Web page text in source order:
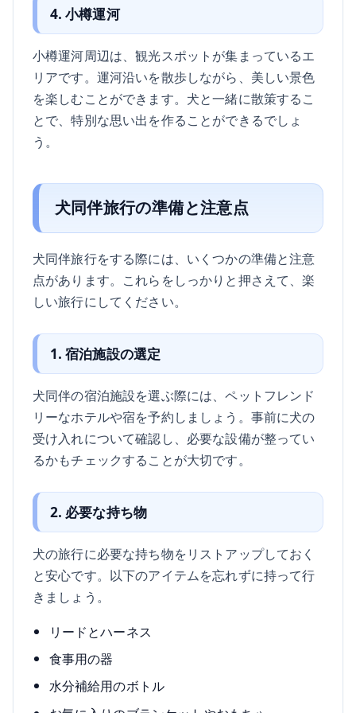
4. 小樽運河
小樽運河周辺は、観光スポットが集まっているエ
リアです。運河沿いを散歩しながら、美しい景色
を楽しむことができます。犬と一緒に散策するこ
とで、特別な思い出を作ることができるでしょ
う。
犬同伴旅行の準備と注意点
犬同伴旅行をする際には、いくつかの準備と注意
点があります。これらをしっかりと押さえて、楽
しい旅行にしてください。
1. 宿泊施設の選定
犬同伴の宿泊施設を選ぶ際には、ペットフレンド
リーなホテルや宿を予約しましょう。事前に犬の
受け入れについて確認し、必要な設備が整ってい
るかもチェックすることが大切です。
2. 必要な持ち物
犬の旅行に必要な持ち物をリストアップしておく
と安心です。以下のアイテムを忘れずに持って行
きましょう。
リードとハーネス
食事用の器
水分補給用のボトル